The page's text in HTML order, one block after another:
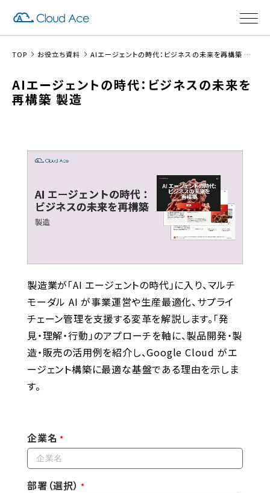
TOP お役立ち資料 AIエージェントの時代：ビジネスの未来を再構築 製造
AIエージェントの時代：ビジネスの未来を
再構築 製造
製造業が「AI エージェントの時代」に入り、マルチ
モーダル AI が事業運営や生産最適化、サプライ
チェーン管理を支援する変革を解説します。「発
見・理解・行動」のアプローチを軸に、製品開発・製
造・販売の活用例を紹介し、Google Cloud がエ
ージェント構築に最適な基盤である理由を示しま
す。
企業名
部署（選択）